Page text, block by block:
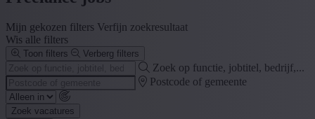
Mijn gekozen filters Verfijn zoekresultaat
Wis alle filters
Toon filters Verberg filters
Zoek op functie, jobtitel, bedrijf,...
Postcode of gemeente
Zoek vacatures